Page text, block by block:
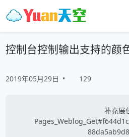
控制台控制输出支持的颜
2019年05月29日 • 129
补充展